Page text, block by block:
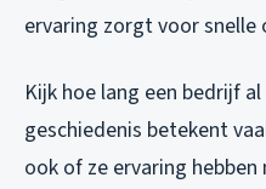
ervaring zorgt voor snelle
Kijk hoe lang een bedrijf
geschiedenis betekent
ook of ze ervaring